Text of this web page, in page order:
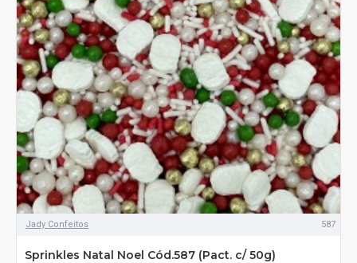
Jady Confeitos 587
Sprinkles Natal Noel Cód.587 (Pact. c/ 50g)